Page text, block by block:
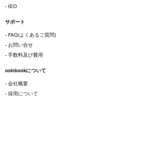
- IEO
サポート
- FAQ(よくあるご質問)
- お問い合せ
- 手数料及び費用
coinbookについて
- 会社概要
- 採用について